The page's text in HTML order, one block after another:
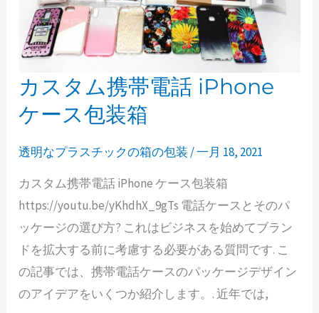
カスタム携帯電話 iPhone
ケース包装箱
透明なプラスチックの箱の包装 /一月 18, 2021
カスタム携帯電話 iPhone ケース包装箱
https://youtu.be/yKhdhX_9gTs 電話ケースとそのパ
ッケージの選び方? これはビジネスを始めてブラン
ドを拡大する前に考慮する必要がある質問です. こ
の記事では、携帯電話ケースのパッケージデザイン
のアイデアをいくつか紹介します。. 近年では,
カ
ス
タ
ム
帯
話
iPhone
ケ
ー